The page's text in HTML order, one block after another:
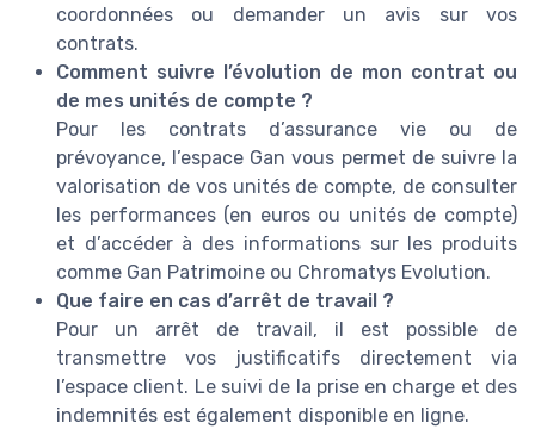
coordonnées ou demander un avis sur vos
contrats.
Comment suivre l’évolution de mon contrat ou
de mes unités de compte ?
Pour les contrats d’assurance vie ou de
prévoyance, l’espace Gan vous permet de suivre la
valorisation de vos unités de compte, de consulter
les performances (en euros ou unités de compte)
et d’accéder à des informations sur les produits
comme Gan Patrimoine ou Chromatys Evolution.
Que faire en cas d’arrêt de travail ?
Pour un arrêt de travail, il est possible de
transmettre vos justificatifs directement via
l’espace client. Le suivi de la prise en charge et des
indemnités est également disponible en ligne.